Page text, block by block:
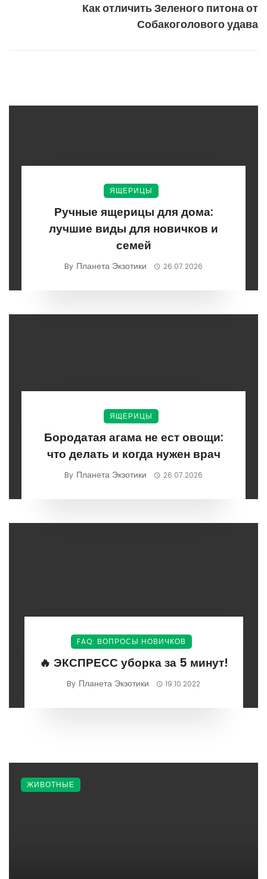
Как отличить Зеленого питона от
Собакоголового удава
ЯЩЕРИЦЫ
Ручные ящерицы для дома:
лучшие виды для новичков и
семей
By Планета Экзотики 26.07.2026
ЯЩЕРИЦЫ
Бородатая агама не ест овощи:
что делать и когда нужен врач
By Планета Экзотики 26.07.2026
FAQ: ВОПРОСЫ НОВИЧКОВ
🔥 ЭКСПРЕСС уборка за 5 минут!
By Планета Экзотики 19.10.2022
ЖИВОТНЫЕ